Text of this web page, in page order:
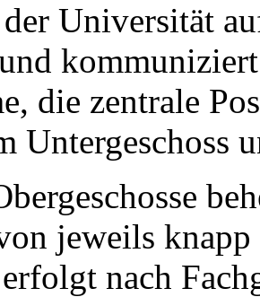
der Universität
die zentrale
Untergeschoss
jeweils
nach